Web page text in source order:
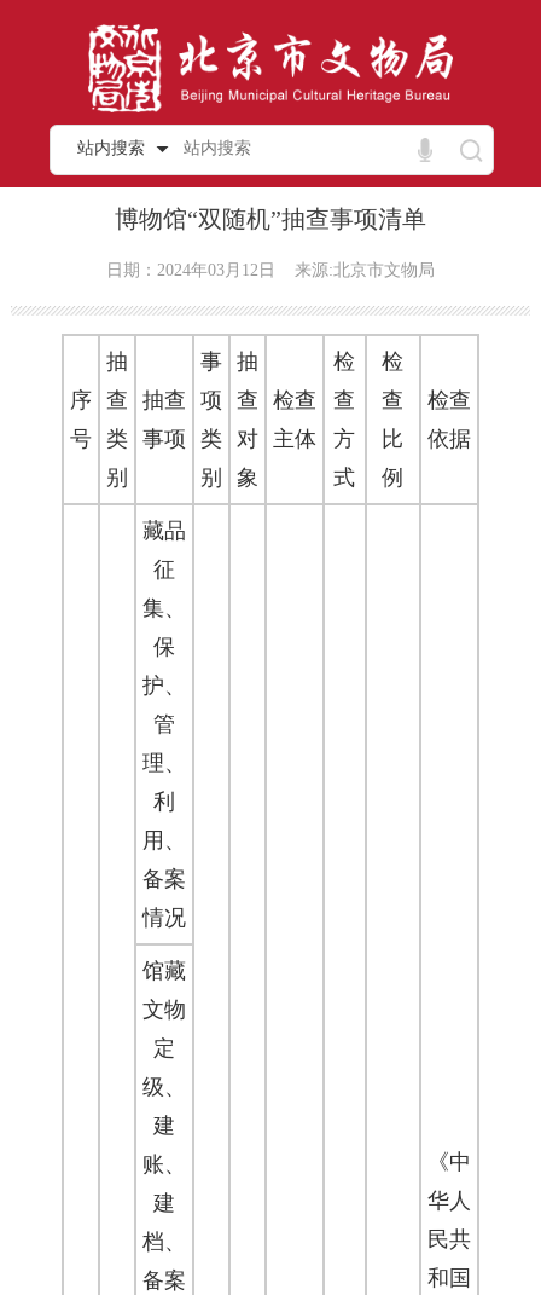
站内搜索
博物馆“双随机”抽查事项清单
日期：2024年03月12日 来源:北京市文物局
序
号
抽
查
类
别
抽查
事项
事
项
类
别
抽
查
对
象
检查
主体
检
查
方
式
检
查
比
例
检查
依据
藏品
征
集、
保
护、
管
理、
利
用、
备案
情况
《中
华人
民共
和国
馆藏
文物
定
级、
建
账、
建
档、
备案